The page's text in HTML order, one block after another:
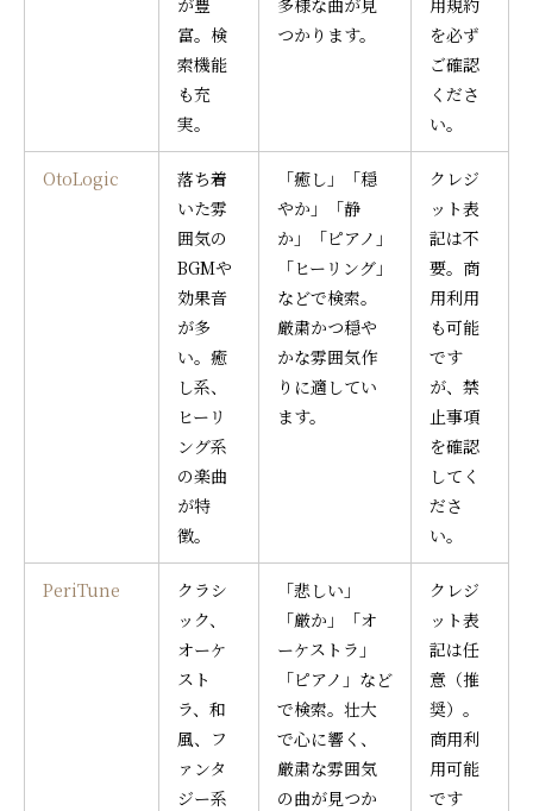
富。検
索機能
も充
実。
つかります。
を必ず
ご確認
くださ
い。
OtoLogic
落ち着
いた雰
囲気の
BGMや
効果音
が多
い。癒
し系、
ヒーリ
ング系
の楽曲
が特
徴。
「癒し」「穏
やか」「静
か」「ピアノ」
「ヒーリング」
などで検索。
厳粛かつ穏や
かな雰囲気作
りに適してい
ます。
クレジ
ット表
記は不
要。商
用利用
も可能
です
が、禁
止事項
を確認
してく
ださ
い。
PeriTune
クラシ
ック、
オーケ
スト
ラ、和
風、フ
ァンタ
ジー系
「悲しい」
「厳か」「オ
ーケストラ」
「ピアノ」など
で検索。壮大
で心に響く、
厳粛な雰囲気
の曲が見つか
クレジ
ット表
記は任
意（推
奨）。
商用利
用可能
です